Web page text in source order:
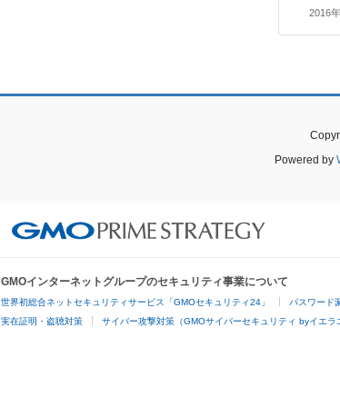
2016
Powered by
GMOインターネットグループのセキュリティ事業について
世界初総合ネットセキュリティサービス「GMOセキュリティ24」 パスワード
実在証明・盗聴対策 サイバー攻撃対策（GMOサイバーセキュリティ byイエラ